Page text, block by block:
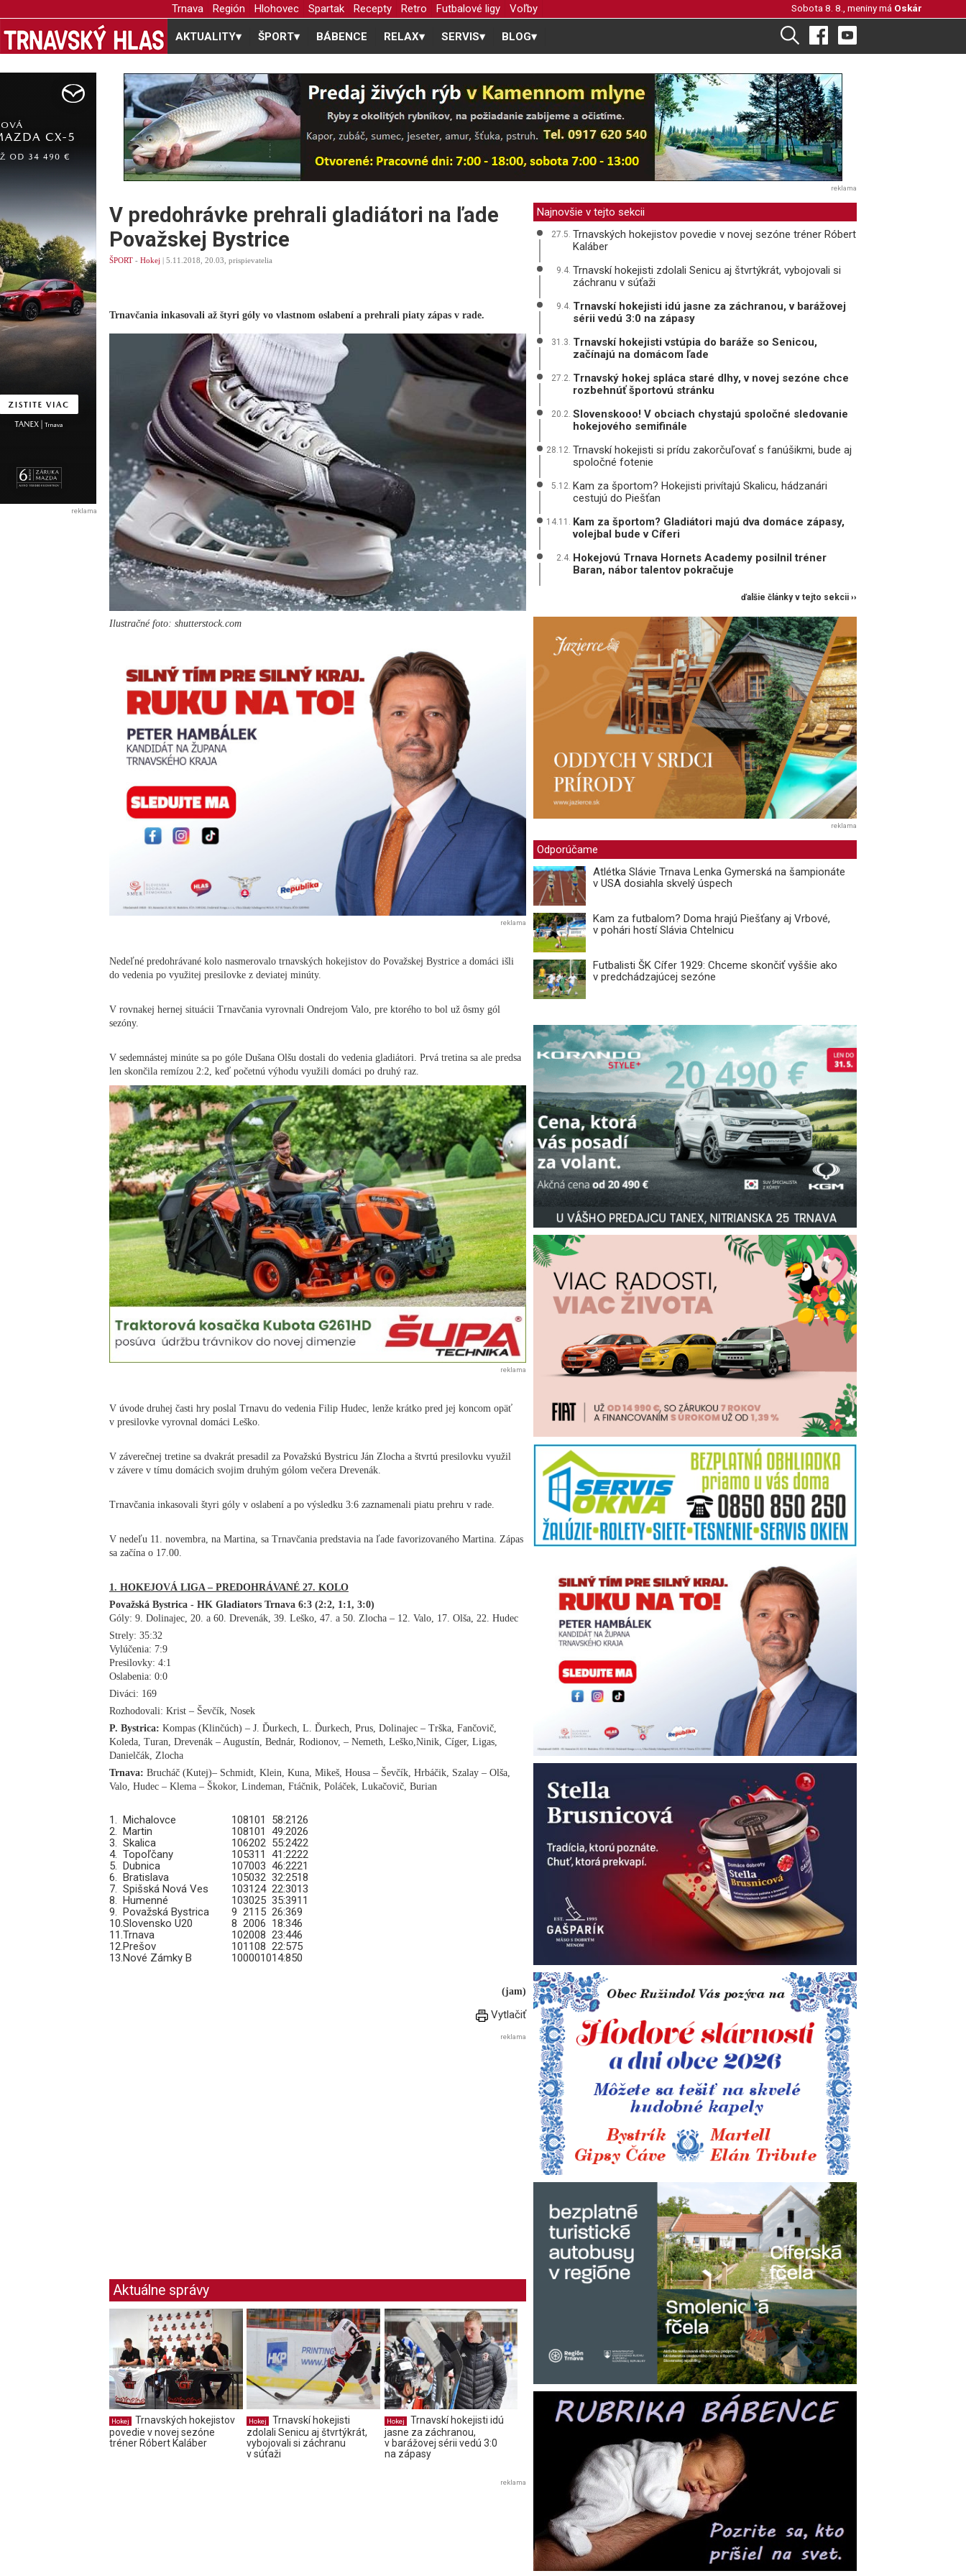
Trnava Región Hlohovec Spartak Recepty Retro Futbalové ligy Voľby Sobota 8. 8., meniny má Oskár
AKTUALITY▾ ŠPORT▾ BÁBENCE RELAX▾ SERVIS▾ BLOG▾
reklama
V predohrávke prehrali gladiátori na ľade
Považskej Bystrice
ŠPORT - Hokej | 5.11.2018, 20.03, prispievatelia
Trnavčania inkasovali až štyri góly vo vlastnom oslabení a prehrali piaty zápas v rade.
Ilustračné foto: shutterstock.com
reklama
Nedeľné predohrávané kolo nasmerovalo trnavských hokejistov do Považskej Bystrice a domáci išli
do vedenia po využitej presilovke z deviatej minúty.
V rovnakej hernej situácii Trnavčania vyrovnali Ondrejom Valo, pre ktorého to bol už ôsmy gól
sezóny.
V sedemnástej minúte sa po góle Dušana Olšu dostali do vedenia gladiátori. Prvá tretina sa ale predsa
len skončila remízou 2:2, keď početnú výhodu využili domáci po druhý raz.
reklama
V úvode druhej časti hry poslal Trnavu do vedenia Filip Hudec, lenže krátko pred jej koncom opäť
v presilovke vyrovnal domáci Leško.
V záverečnej tretine sa dvakrát presadil za Považskú Bystricu Ján Zlocha a štvrtú presilovku využil
v závere v tímu domácich svojim druhým gólom večera Drevenák.
Trnavčania inkasovali štyri góly v oslabení a po výsledku 3:6 zaznamenali piatu prehru v rade.
V nedeľu 11. novembra, na Martina, sa Trnavčania predstavia na ľade favorizovaného Martina. Zápas
sa začína o 17.00.
1. HOKEJOVÁ LIGA – PREDOHRÁVANÉ 27. KOLO
Považská Bystrica - HK Gladiators Trnava 6:3 (2:2, 1:1, 3:0)
Góly: 9. Dolinajec, 20. a 60. Drevenák, 39. Leško, 47. a 50. Zlocha – 12. Valo, 17. Olša, 22. Hudec
Strely: 35:32
Vylúčenia: 7:9
Presilovky: 4:1
Oslabenia: 0:0
Diváci: 169
Rozhodovali: Krist – Ševčík, Nosek
P. Bystrica: Kompas (Klinčúch) – J. Ďurkech, L. Ďurkech, Prus, Dolinajec – Trška, Fančovič,
Koleda, Turan, Drevenák – Augustín, Bednár, Rodionov, – Nemeth, Leško,Ninik, Cíger, Ligas,
Danielčák, Zlocha
Trnava: Brucháč (Kutej)– Schmidt, Klein, Kuna, Mikeš, Housa – Ševčík, Hrbáčik, Szalay – Olša,
Valo, Hudec – Klema – Škokor, Lindeman, Ftáčnik, Poláček, Lukačovič, Burian
1. Michalovce 108101 58:2126
2.
Martin 108101 49:2026
3. Skalica 106202 55:2422
4. Topoľčany 10531 1 41:2222
5.
Dubnica 107003 46:2221
6.
Bratislava 105032 32:2518
7. Spišská Nová Ves 103124 22:3013
8.
Humenné 103025 35:3911
9.
Považská Bystrica 9 21 1 5 26:369
10.Slovensko U20 8 2006 18:346
11.Trnava 102008 23:446
12.Prešov 101 108 22:575
13.Nové Zámky B 100001014:850
(jam)
Vytlačiť
reklama
Aktuálne správy
Hokej
Trnavských hokejistov
povedie v novej sezóne
tréner Róbert Kaláber
Hokej
Trnavskí hokejisti
zdolali Senicu aj štvrtýkrát,
vybojovali si záchranu
v súťaži
Hokej
Trnavskí hokejisti idú
jasne za záchranou,
v barážovej sérii vedú 3:0
na zápasy
reklama
Najnovšie v tejto sekcii
27.5. Trnavských hokejistov povedie v novej sezóne tréner Róbert
Kaláber
9.4. Trnavskí hokejisti zdolali Senicu aj štvrtýkrát, vybojovali si
záchranu v súťaži
9.4. Trnavskí hokejisti idú jasne za záchranou, v barážovej
sérii vedú 3:0 na zápasy
31.3. Trnavskí hokejisti vstúpia do baráže so Senicou,
začínajú na domácom ľade
27.2. Trnavský hokej spláca staré dlhy, v novej sezóne chce
rozbehnúť športovú stránku
20.2. Slovenskooo! V obciach chystajú spoločné sledovanie
hokejového semifinále
28.12. Trnavskí hokejisti si prídu zakorčuľovať s fanúšikmi, bude aj
spoločné fotenie
5.12. Kam za športom? Hokejisti privítajú Skalicu, hádzanári
cestujú do Piešťan
14.11. Kam za športom? Gladiátori majú dva domáce zápasy,
volejbal bude v Cíferi
2.4. Hokejovú Trnava Hornets Academy posilnil tréner
Baran, nábor talentov pokračuje
ďalšie články v tejto sekcii ››
reklama
Odporúčame
Atlétka Slávie Trnava Lenka Gymerská na šampionáte
v USA dosiahla skvelý úspech
Kam za futbalom? Doma hrajú Piešťany aj Vrbové,
v pohári hostí Slávia Chtelnicu
Futbalisti ŠK Cífer 1929: Chceme skončiť vyššie ako
v predchádzajúcej sezóne
reklama